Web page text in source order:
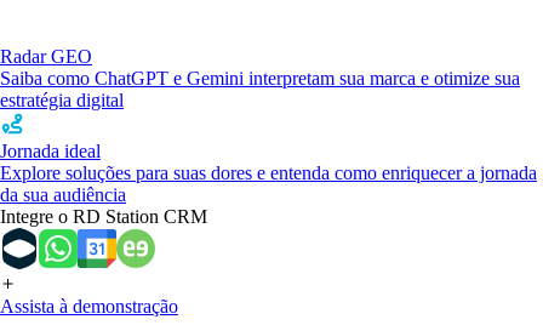
Radar GEO
Saiba como ChatGPT e Gemini interpretam sua marca e otimize sua
estratégia digital
Jornada ideal
Explore soluções para suas dores e entenda como enriquecer a jornada
da sua audiência
Integre o RD Station CRM
Assista à demonstração